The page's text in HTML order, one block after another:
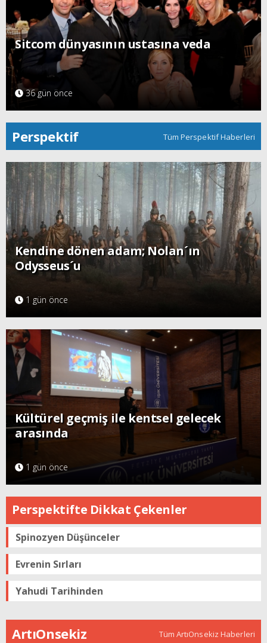
Sitcom dünyasının ustasına veda
36 gün önce
Perspektif Tüm Perspektif Haberleri
Kendine dönen adam; Nolan´ın
Odysseus´u
1 gün önce
Kültürel geçmiş ile kentsel gelecek
arasında
1 gün önce
Perspektifte Dikkat Çekenler
Spinozyen Düşünceler
Evrenin Sırları
Yahudi Tarihinden
ArtıOnsekiz Tüm ArtıOnsekiz Haberleri